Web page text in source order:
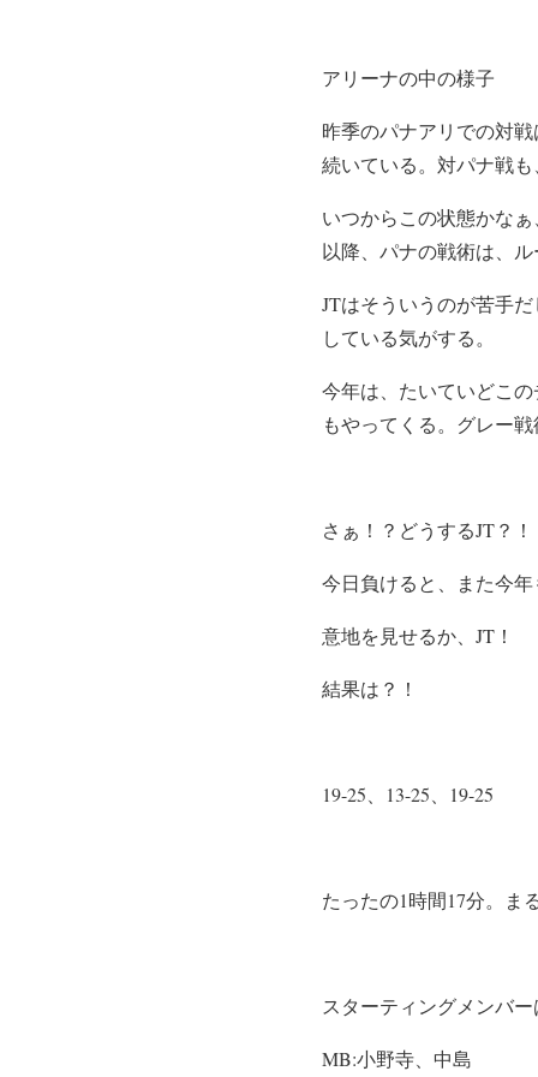
アリーナの中の様子
昨季のパナアリでの対
続いている。対パナ戦
いつからこの状態かな
以降、パナの戦術は、
JTはそういうのが苦手
している気がする。
今年は、たいていどこ
もやってくる。グレー
さぁ！？どうするJT？！
今日負けると、また今年
意地を見せるか、JT！
結果は？！
19-25、13-25、19-25
たったの1時間17分。ま
スターティングメンバー
MB:小野寺、中島